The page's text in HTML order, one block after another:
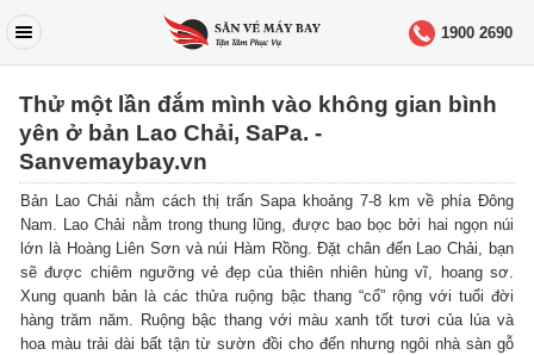
1900 2690
Thử một lần đắm mình vào không gian bình
yên ở bản Lao Chải, SaPa. -
Sanvemaybay.vn
Bản Lao Chải nằm cách thị trấn Sapa khoảng 7-8 km về phía Đông
Nam. Lao Chải nằm trong thung lũng, được bao bọc bởi hai ngọn núi
lớn là Hoàng Liên Sơn và núi Hàm Rồng. Đặt chân đến Lao Chải, bạn
sẽ được chiêm ngưỡng vẻ đẹp của thiên nhiên hùng vĩ, hoang sơ.
Xung quanh bản là các thửa ruộng bậc thang “cổ” rộng với tuổi đời
hàng trăm năm. Ruộng bậc thang với màu xanh tốt tươi của lúa và
hoa màu trải dài bất tận từ sườn đồi cho đến nhưng ngôi nhà sàn gỗ